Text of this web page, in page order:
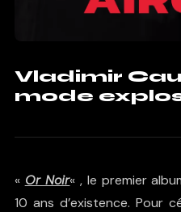
Vladimir
mode
« Or Noir« , le premier
10 ans d’existence. Pour